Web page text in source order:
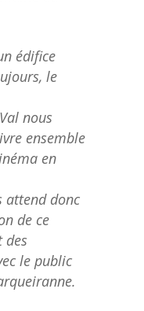
édifice
le
nous
ensemble
en
attend donc
de ce
des
le public